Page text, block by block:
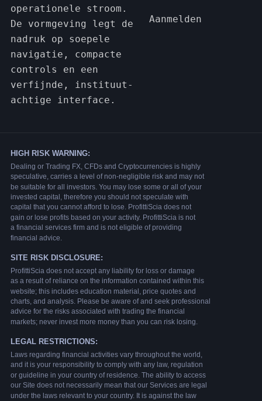
operationele stroom.
De vormgeving legt de
nadruk op soepele
navigatie, compacte
controls en een
verfijnde, instituut-
achtige interface.
Aanmelden